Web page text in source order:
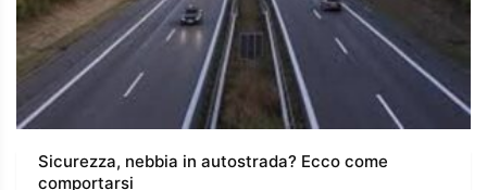
Sicurezza, nebbia in autostrada? Ecco come
comportarsi